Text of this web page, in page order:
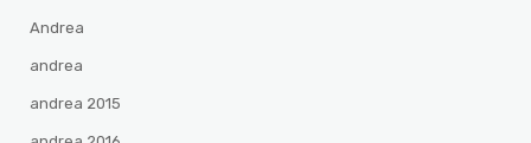
Andrea
andrea
andrea 2015